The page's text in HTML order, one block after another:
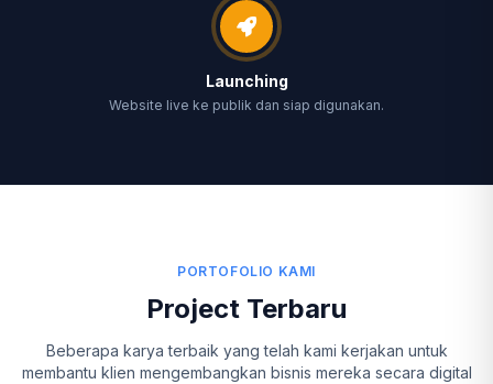
Launching
Website live ke publik dan siap digunakan.
PORTOFOLIO KAMI
Project Terbaru
Beberapa karya terbaik yang telah kami kerjakan untuk
membantu klien mengembangkan bisnis mereka secara digital